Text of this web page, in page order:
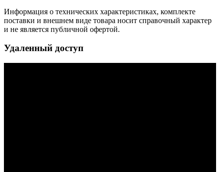
Информация о технических характеристиках, комплекте
поставки и внешнем виде товара носит справочный характер
и не является публичной офертой.
Удаленный доступ